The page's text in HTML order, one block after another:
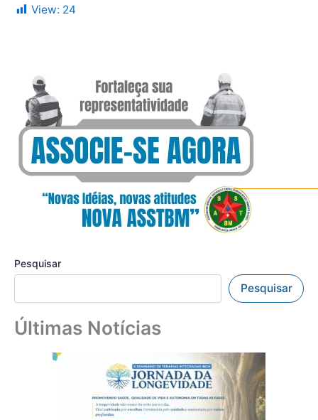
View: 24
Pesquisar
Pesquisar
Últimas Notícias